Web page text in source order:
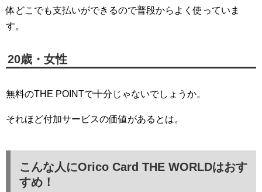
体どこでも支払いができるので普段からよく使っていま
す。
20歳・女性
無料のTHE POINTで十分じゃないでしょうか。
それほど付加サービスの価値があるとは。
こんな人にOrico Card THE WORLDはおす
すめ！